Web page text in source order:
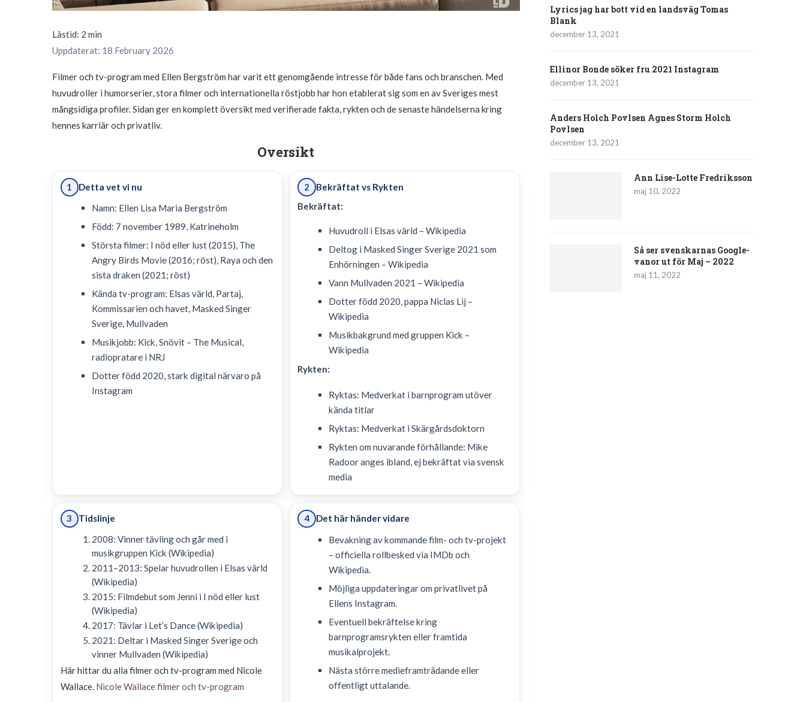
Lästid: 2 min
Uppdaterat: 18 February 2026
Filmer och tv-program med Ellen Bergström har varit ett genomgående intresse för både fans och branschen. Med
huvudroller i humorserier, stora filmer och internationella röstjobb har hon etablerat sig som en av Sveriges mest
mångsidiga profiler. Sidan ger en komplett översikt med verifierade fakta, rykten och de senaste händelserna kring
hennes karriär och privatliv.
Oversikt
1
Detta vet vi nu
Namn: Ellen Lisa Maria Bergström
Född: 7 november 1989, Katrineholm
Största filmer: I nöd eller lust (2015), The
Angry Birds Movie (2016; röst), Raya och den
sista draken (2021; röst)
Kända tv-program: Elsas värld, Partaj,
Kommissarien och havet, Masked Singer
Sverige, Mullvaden
Musikjobb: Kick, Snövit – The Musical,
radiopratare i NRJ
Dotter född 2020, stark digital närvaro på
Instagram
2
Bekräftat vs Rykten
Bekräftat:
Huvudroll i Elsas värld – Wikipedia
Deltog i Masked Singer Sverige 2021 som
Enhörningen – Wikipedia
Vann Mullvaden 2021 – Wikipedia
Dotter född 2020, pappa Niclas Lij –
Wikipedia
Musikbakgrund med gruppen Kick –
Wikipedia
Rykten:
Ryktas: Medverkat i barnprogram utöver
kända titlar
Ryktas: Medverkat i Skärgårdsdoktorn
Rykten om nuvarande förhållande: Mike
Radoor anges ibland, ej bekräftat via svensk
media
3
Tidslinje
2008: Vinner tävling och går med i
musikgruppen Kick (Wikipedia)
2011–2013: Spelar huvudrollen i Elsas värld
(Wikipedia)
2015: Filmdebut som Jenni i I nöd eller lust
(Wikipedia)
2017: Tävlar i Let’s Dance (Wikipedia)
2021: Deltar i Masked Singer Sverige och
vinner Mullvaden (Wikipedia)
Här hittar du alla filmer och tv-program med Nicole
Wallace. Nicole Wallace filmer och tv-program
4 Det här händer vidare
Bevakning av kommande film- och tv-projekt
– officiella rollbesked via IMDb och
Wikipedia.
Möjliga uppdateringar om privatlivet på
Ellens Instagram.
Eventuell bekräftelse kring
barnprogramsrykten eller framtida
musikalprojekt.
Nästa större medieframträdande eller
offentligt uttalande.
Lyrics jag har bott vid en landsväg Tomas
Blank
december 13, 2021
Ellinor Bonde söker fru 2021 Instagram
december 13, 2021
Anders Holch Povlsen Agnes Storm Holch
Povlsen
december 13, 2021
Ann Lise-Lotte Fredriksson
maj 10, 2022
Så ser svenskarnas Google-
vanor ut för Maj – 2022
maj 11, 2022